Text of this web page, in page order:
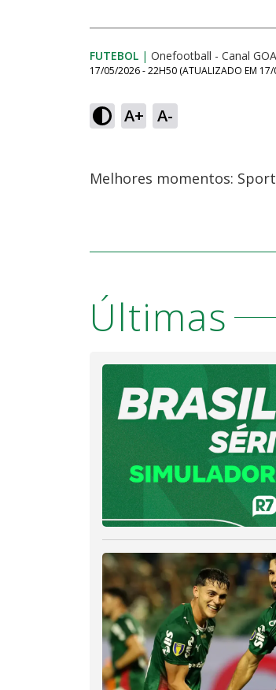
FUTEBOL | Onefootball - Canal
17/05/2026 - 22H50 (ATUALIZADO EM 17/
A+ A-
Melhores momentos:
Últimas